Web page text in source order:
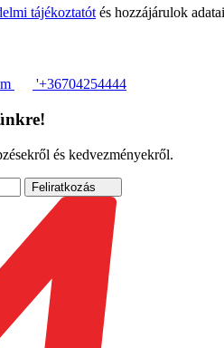
tájékoztatót és hozzájárulok
'+36704254444
és kedvezményekről.
Feliratkozás